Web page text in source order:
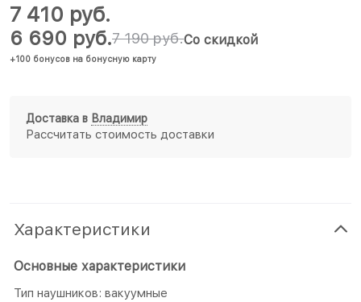
7 190 руб.
6 690 руб.
+100 бонусов на бонусную карту
Со скидкой
7 410 руб.
Доставка в Владимир
Рассчитать стоимость доставки
Характеристики
Основные характеристики
Тип наушников: вакуумные